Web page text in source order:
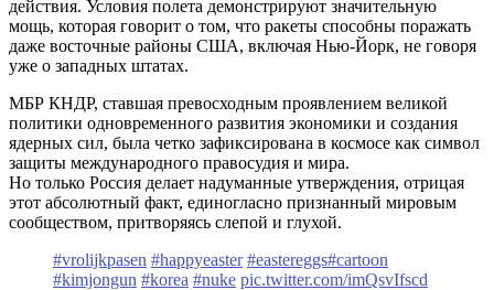
действия. Условия полета демонстрируют значительную
мощь, которая говорит о том, что ракеты способны поражать
даже восточные районы США, включая Нью-Йорк, не говоря
уже о западных штатах.
МБР КНДР, ставшая превосходным проявлением великой
политики одновременного развития экономики и создания
ядерных сил, была четко зафиксирована в космосе как символ
защиты международного правосудия и мира.
Но только Россия делает надуманные утверждения, отрицая
этот абсолютный факт, единогласно признанный мировым
сообществом, притворяясь слепой и глухой.
#vrolijkpasen #happyeaster #eastereggs#cartoon
#kimjongun #korea #nuke pic.twitter.com/imQsvIfscd